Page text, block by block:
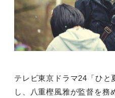
テレビ東京ドラマ24 「ひ
し、八重樫風雅が監督を務